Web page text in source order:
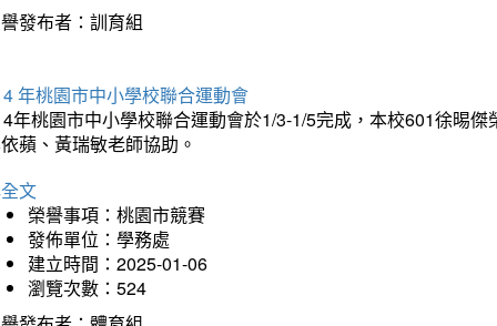
發布者：訓育組
年桃園市中小學校聯合運動會
年桃園市中小學校聯合運動會於1/3-1/5完成，本校601徐晹
蘋、黃瑞敏老師協助。
文
榮譽事項：桃園市競賽
發佈單位：學務處
建立時間：2025-01-06
瀏覽次數：524